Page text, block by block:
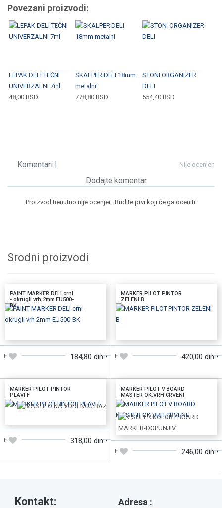
Povezani proizvodi:
LEPAK DELI TEČNI
UNIVERZALNI 7ml
48,00 RSD
SKALPER DELI 18mm
metalni
778,80RSD
STONI ORGANIZER
DELI
554,40 RSD
Nije ocenjen
Komentari |
Dodajte komentar
Proizvod trenutno nije ocenjen. Budite prvi koji će ga oceniti.
Srodni proizvodi
PAINT MARKER DELI crni
- okrugli vrh 2mm EU500-
BK
184,80 din
MARKER PILOT PINTOR
ZELENI B
420,00 din
MARKER PILOT PINTOR
PLAVI F
318,00 din
MARKER PILOT V BOARD
MASTER OK.VRH CRVENI
246,00 din
Kontakt: Adresa :